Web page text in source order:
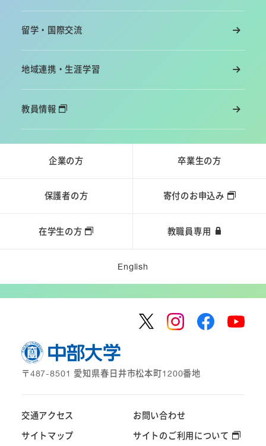
留学・国際交流
地域連携・生涯学習
教員情報
企業の方 卒業生の方
保護者の方 寄付のお申込み
在学生の方 教職員専用
English
〒487-8501 愛知県春日井市松本町1200番地
交通アクセス お問い合わせ
サイトマップ サイトのご利用について